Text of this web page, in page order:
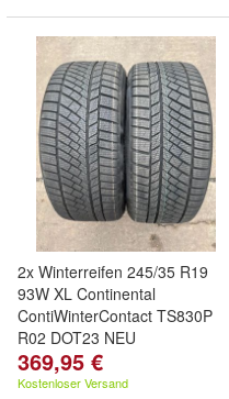
2x Winterreifen 245/35 R19
93W XL Continental
ContiWinterContact TS830P
R02 DOT23 NEU
369,95 €
Kostenloser Versand